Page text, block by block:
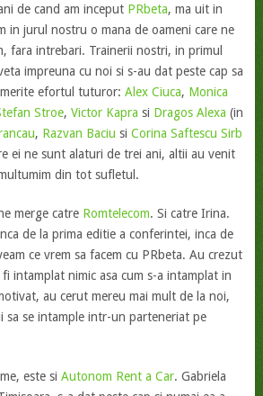
de cand am inceput PRbeta, ma uit in
in jurul nostru o mana de oameni care ne
fara intrebari. Trainerii nostri, in primul
impreuna cu noi si s-au dat peste cap sa
efortul tuturor: Alex Ciuca, Monica
Stroe, Victor Kapra si Dragos Alexa (in
, Razvan Baciu si Corina Saftescu Sirb
ei ne sunt alaturi de trei ani, altii au venit
din tot sufletul.
merge catre Romtelecom. Si catre Irina.
de la prima editie a conferintei, inca de
ce vrem sa facem cu PRbeta. Au crezut
intamplat nimic asa cum s-a intamplat in
au cerut mereu mai mult de la noi,
sa se intample intr-un parteneriat pe
este si Autonom Rent a Car. Gabriela